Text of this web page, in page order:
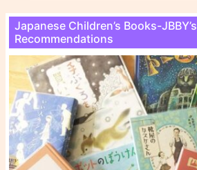
Japanese Children’s Books-JBBY’s
Recommendations